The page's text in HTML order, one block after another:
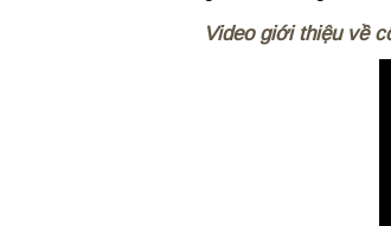
Video giới thiệu về